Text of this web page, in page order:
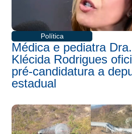
Política
Médica e pediatra Dra.
Klécida Rodrigues
pré-candidatura a
estadual